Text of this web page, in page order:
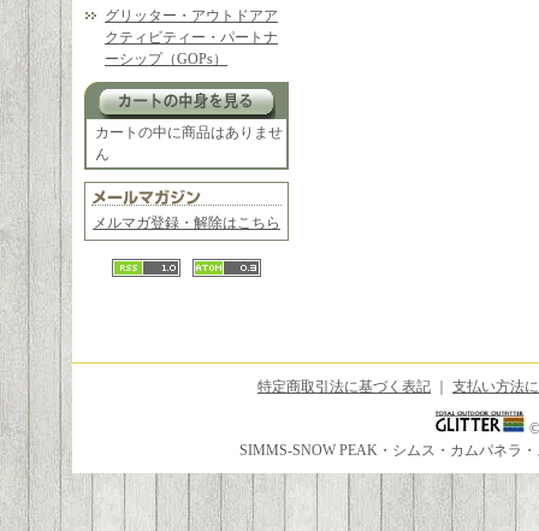
グリッター・アウトドアア
クティビティー・パートナ
ーシップ（GOPs）
カートの中に商品はありませ
ん
メルマガ登録・解除はこちら
特定商取引法に基づく表記 支払い方法
SIMMS-SNOW PEAK・シムス・カムパネラ